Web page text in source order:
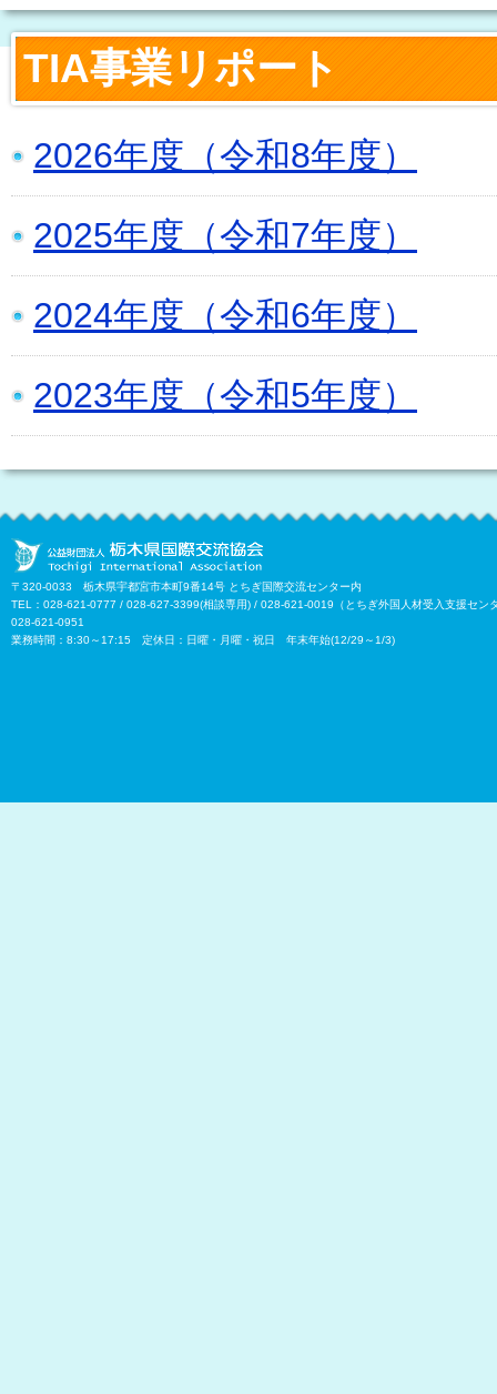
TIA事業リポート
2026年度（令和8年度）
2025年度（令和7年度）
2024年度（令和6年度）
2023年度（令和5年度）
〒320-0033 栃木県宇都宮市本町9番14号 とちぎ国際交流センター内
TEL：028-621-0777 / 028-627-3399(相談専用) / 028-621-0019（とちぎ外国⼈材受⼊⽀援セ
028-621-0951
業務時間：8:30～17:15 定休日：日曜・月曜・祝日 年末年始(12/29～1/3)